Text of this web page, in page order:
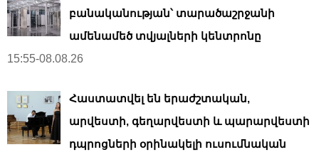
բանականության՝ տարածաշրջանի
ամենամեծ տվյալների կենտրոնը
15:55-08.08.26
Հաստատվել են երաժշտական,
արվեստի, գեղարվեստի և պարարվեստի
դպրոցների օրինակելի ուսումնական